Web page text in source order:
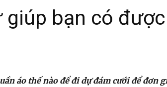
bạn có
áo thế nào để đi dự đám cưới để đơn